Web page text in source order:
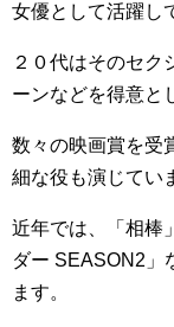
女優として活躍し
２０代はそのセク
ーンなどを得意と
数々の映画賞を受
細な役も演じてい
近年では、「相棒
ダー SEASON2」
ます。